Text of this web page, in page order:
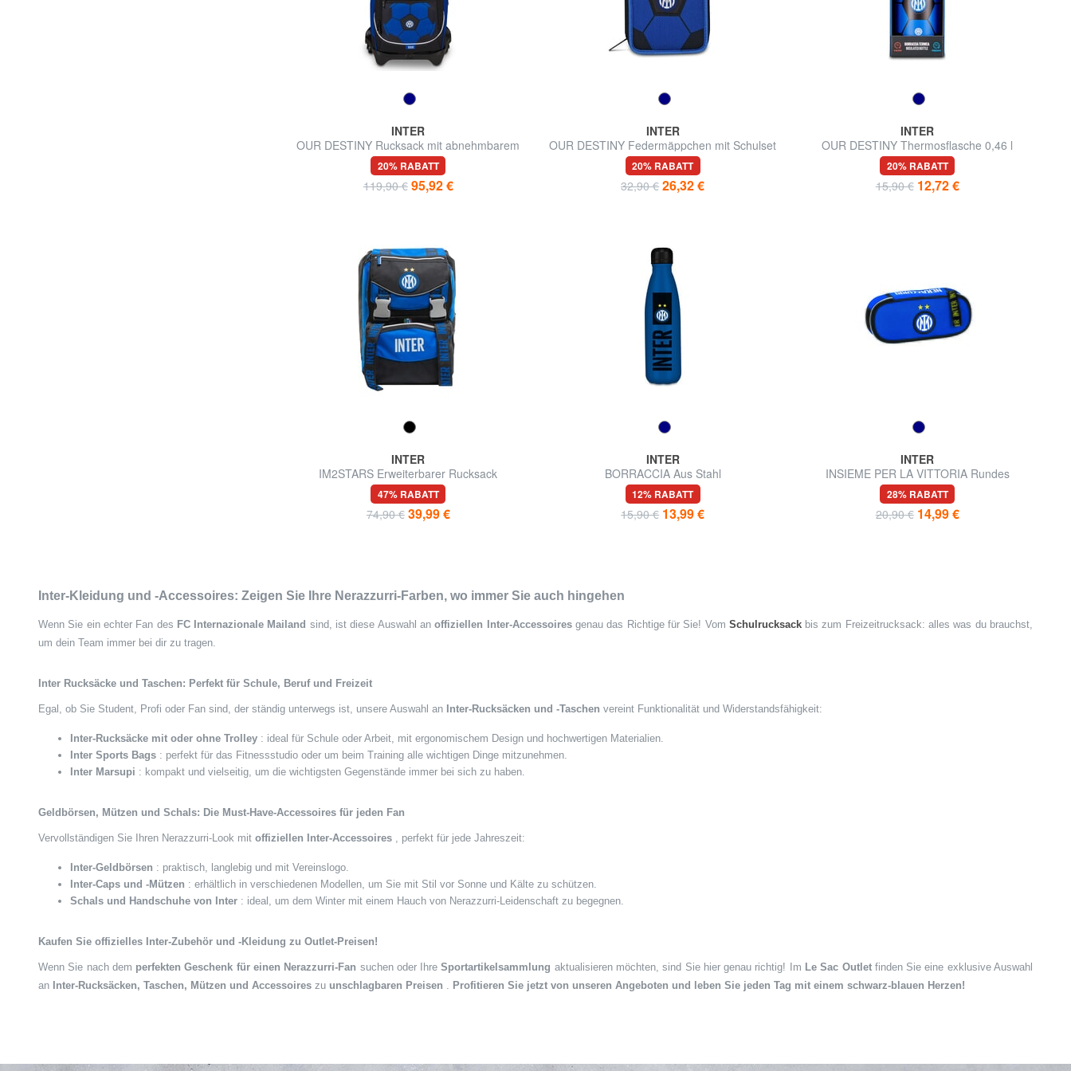
INTER
OUR DESTINY Rucksack mit abnehmbarem
Trolley
20% RABATT
119,90 € 95,92 €
INTER
OUR DESTINY Federmäppchen mit Schulset
20% RABATT
32,90 € 26,32 €
INTER
OUR DESTINY Thermosflasche 0,46 l
20% RABATT
15,90 € 12,72 €
INTER
IM2STARS Erweiterbarer Rucksack
47% RABATT
74,90 € 39,99 €
INTER
BORRACCIA Aus Stahl
12% RABATT
15,90 € 13,99 €
INTER
INSIEME PER LA VITTORIA Rundes
Federmäppchen
28% RABATT
20,90 € 14,99 €
Inter-Kleidung und -Accessoires: Zeigen Sie Ihre Nerazzurri-Farben, wo immer Sie auch hingehen
Wenn Sie ein echter Fan des FC Internazionale Mailand sind, ist diese Auswahl anoffiziellen Inter-Accessoiresgenau das Richtige für Sie! Vom Schulrucksackbis zum Freizeitrucksack: alles was du brauchst,
um dein Team immer bei dir zu tragen.
Inter Rucksäcke und Taschen: Perfekt für Schule, Beruf und Freizeit
Egal, ob Sie Student, Profi oder Fan sind, der ständig unterwegs ist, unsere Auswahl an Inter-Rucksäcken und -Taschen vereint Funktionalität und Widerstandsfähigkeit:
Inter-Rucksäcke mit oder ohne Trolley : ideal für Schule oder Arbeit, mit ergonomischem Design und hochwertigen Materialien.
Inter Sports Bags : perfekt für das Fitnessstudio oder um beim Training alle wichtigen Dinge mitzunehmen.
Inter Marsupi : kompakt und vielseitig, um die wichtigsten Gegenstände immer bei sich zu haben.
Geldbörsen, Mützen und Schals: Die Must-Have-Accessoires für jeden Fan
Vervollständigen Sie Ihren Nerazzurri-Look mit offiziellen Inter-Accessoires , perfekt für jede Jahreszeit:
Inter-Geldbörsen : praktisch, langlebig und mit Vereinslogo.
Inter-Caps und -Mützen : erhältlich in verschiedenen Modellen, um Sie mit Stil vor Sonne und Kälte zu schützen.
Schals und Handschuhe von Inter : ideal, um dem Winter mit einem Hauch von Nerazzurri-Leidenschaft zu begegnen.
Kaufen Sie offizielles Inter-Zubehör und -Kleidung zu Outlet-Preisen!
Wenn Sie nach dem perfekten Geschenk für einen Nerazzurri-Fan suchen oder IhreSportartikelsammlung aktualisieren möchten, sind Sie hier genau richtig! Im Le Sac Outletfinden Sie eine exklusive Auswahl
an Inter-Rucksäcken, Taschen, Mützen und Accessoires zu unschlagbaren Preisen . Profitieren Sie jetzt von unseren Angeboten und leben Sie jeden Tag mit einem schwarz-blauen Herzen!